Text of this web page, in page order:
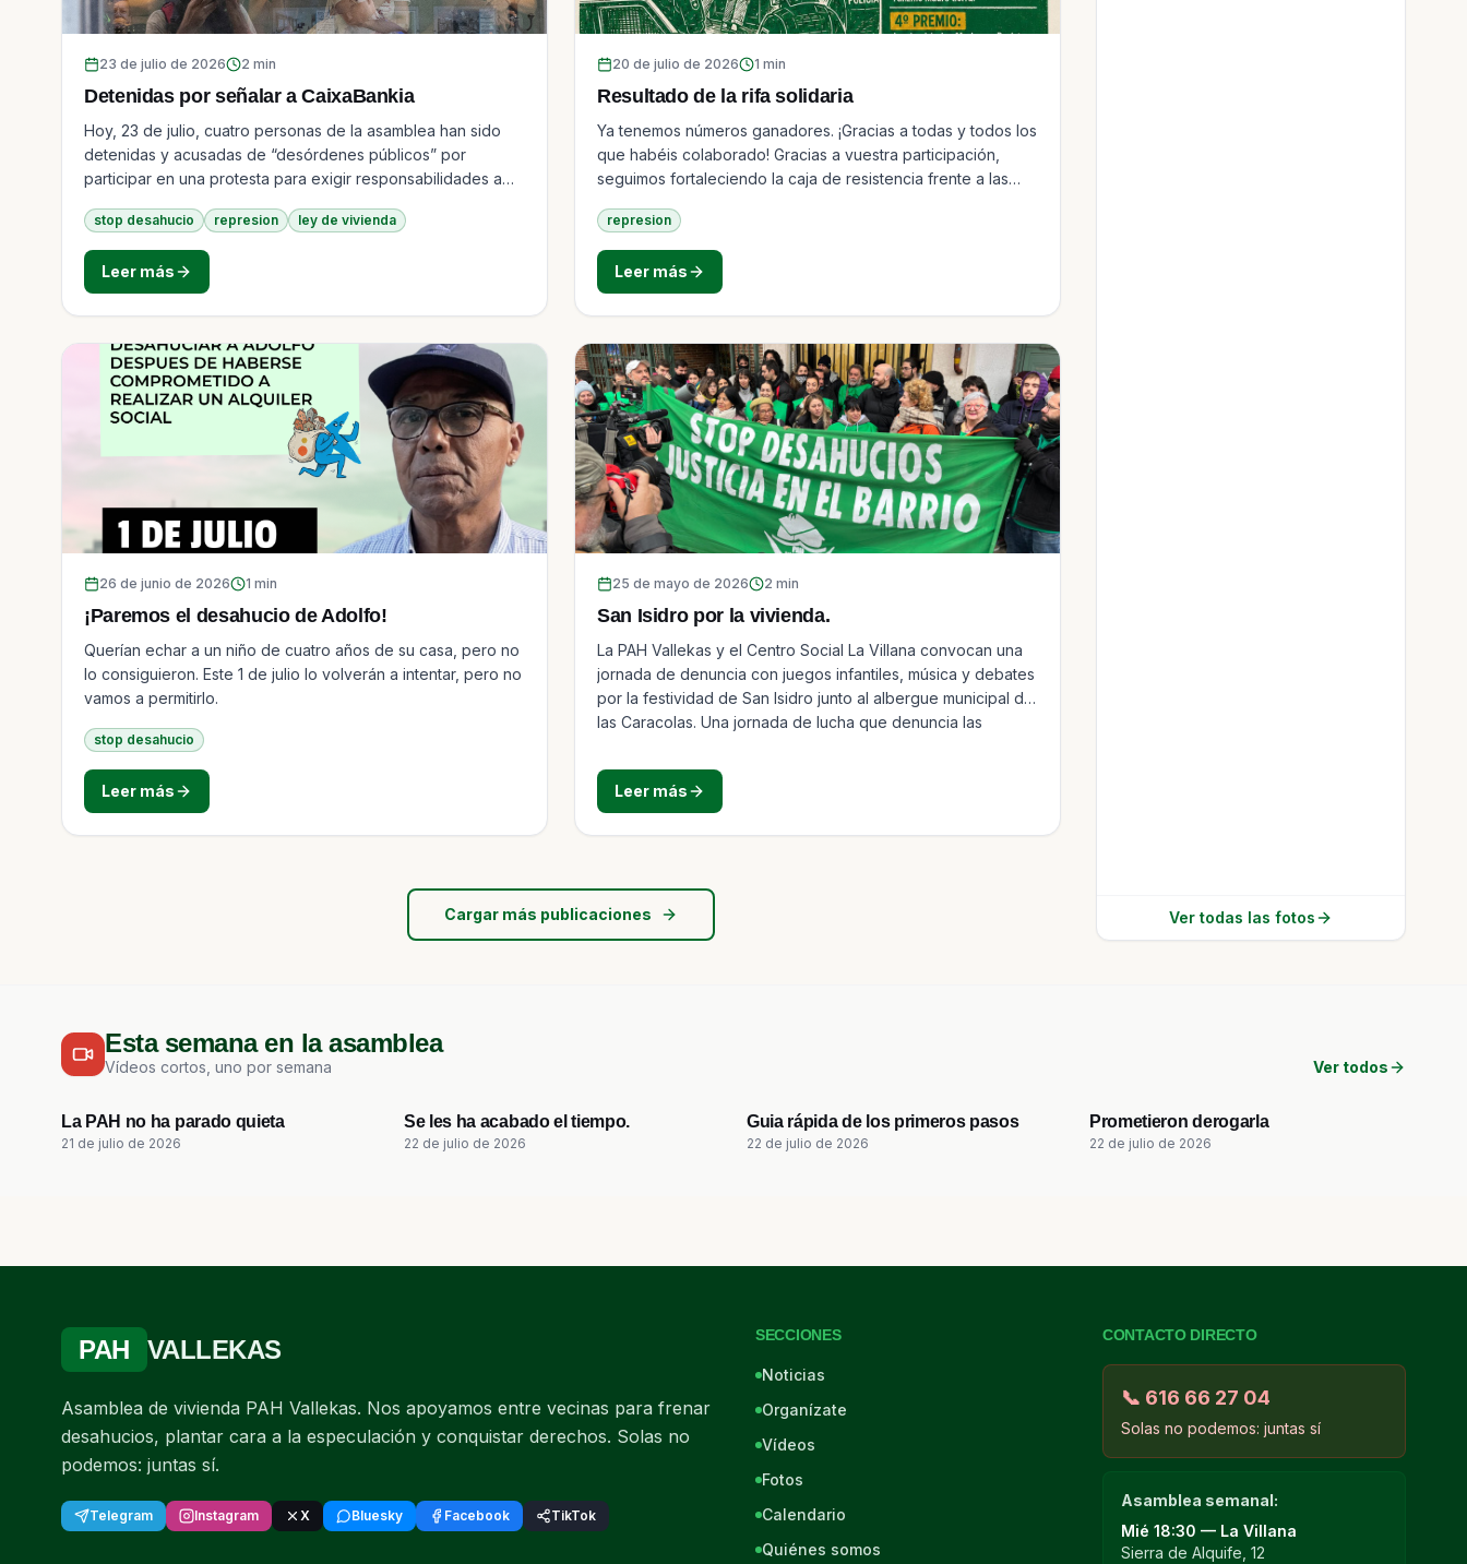
23 de julio de 2026 2 min
Detenidas por señalar a CaixaBankia
Hoy, 23 de julio, cuatro personas de la asamblea han sido
detenidas y acusadas de “desórdenes públicos” por
participar en una protesta para exigir responsabilidades a
pasado 1 de julio.
stop desahucio represion ley de vivienda
Leer más
20 de julio de 2026 1 min
Resultado de la rifa solidaria
Ya tenemos números ganadores. ¡Gracias a todas y todos los
que habéis colaborado! Gracias a vuestra participación,
seguimos fortaleciendo la caja de resistencia frente a las
represion
Leer más
26 de junio de 2026 1 min
¡Paremos el desahucio de Adolfo!
Querían echar a un niño de cuatro años de su casa, pero no
lo consiguieron. Este 1 de julio lo volverán a intentar, pero no
vamos a permitirlo.
stop desahucio
Leer más
25 de mayo de 2026 2 min
San Isidro por la vivienda.
La PAH Vallekas y el Centro Social La Villana convocan una
jornada de denuncia con juegos infantiles, música y debates
por la festividad de San Isidro junto al albergue municipal de
las Caracolas. Una jornada de lucha que denuncia las
personas en Madrid.
Leer más
Cargar más publicaciones Ver todas las fotos
Esta semana en la asamblea
Vídeos cortos, uno por semana Ver todos
La PAH no ha parado quieta
21 de julio de 2026
Se les ha acabado el tiempo.
22 de julio de 2026
Guia rápida de los primeros pasos
22 de julio de 2026
Prometieron derogarla
22 de julio de 2026
PAH VALLEKAS
Asamblea de vivienda PAH Vallekas. Nos apoyamos entre vecinas para frenar
desahucios, plantar cara a la especulación y conquistar derechos. Solas no
podemos: juntas sí.
Telegram Instagram X Bluesky Facebook TikTok
SECCIONES
Noticias
Organízate
Vídeos
Fotos
Calendario
Quiénes somos
CONTACTO DIRECTO
📞 616 66 27 04
Solas no podemos: juntas sí
Asamblea semanal:
Mié 18:30 — La Villana
Sierra de Alquife, 12